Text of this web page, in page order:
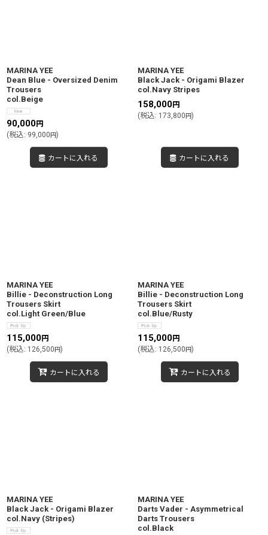
MARINA YEE
Dean Blue - Oversized Denim
Trousers
col.Beige
90,000円
(税込: 99,000円)
カートに入れる
MARINA YEE
Black Jack - Origami Blazer
col.Navy Stripes
158,000円
(税込: 173,800円)
カートに入れる
MARINA YEE
Billie - Deconstruction Long
Trousers Skirt
col.Light Green/Blue
115,000円
(税込: 126,500円)
カートに入れる
MARINA YEE
Billie - Deconstruction Long
Trousers Skirt
col.Blue/Rusty
115,000円
(税込: 126,500円)
カートに入れる
MARINA YEE
Black Jack - Origami Blazer
col.Navy (Stripes)
MARINA YEE
Darts Vader - Asymmetrical
Darts Trousers
col.Black